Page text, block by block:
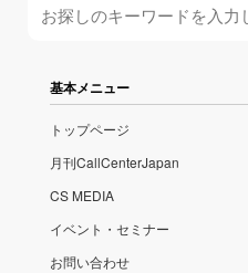
基本メニュー
トップページ
月刊CallCenterJapan
CS MEDIA
イベント・セミナー
お問い合わせ